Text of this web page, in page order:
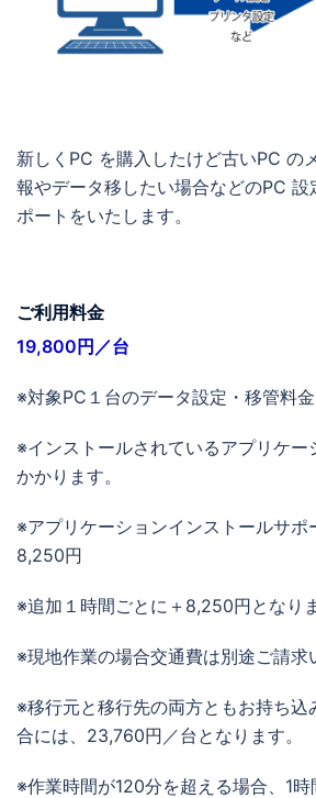
新しくPC を購入したけど古いPC の
報やデータ移したい場合などのPC 設
ポートをいたします。
ご利用料金
19,800円／台
※対象PC１台のデータ設定・移管料金
※インストールされているアプリケー
かかります。
※アプリケーションインストールサポ
8,250円
※追加１時間ごとに＋8,250円となりま
※現地作業の場合交通費は別途ご請求
※移行元と移行先の両方ともお持ち込
合には、23,760円／台となります。
※作業時間が120分を超える場合、1